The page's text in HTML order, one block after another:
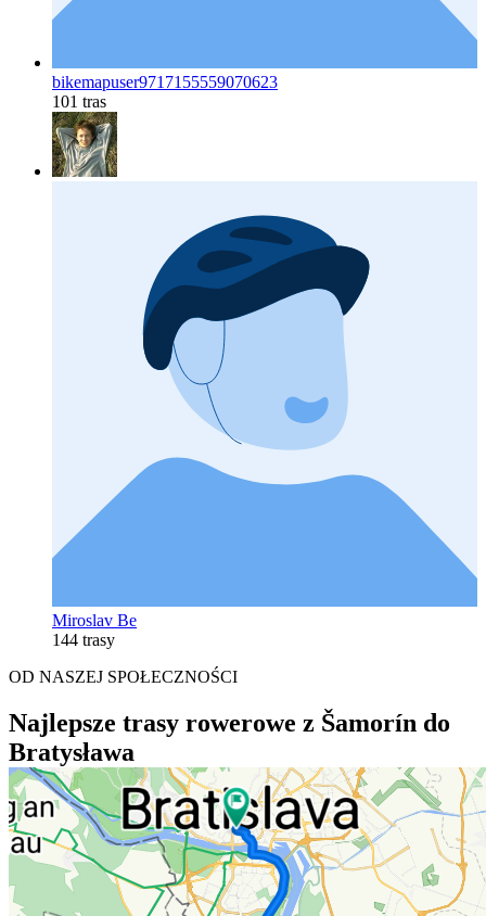
bikemapuser9717155559070623
101 tras
Miroslav Be
144 trasy
OD NASZEJ SPOŁECZNOŚCI
Najlepsze trasy rowerowe z Šamorín do
Bratysława